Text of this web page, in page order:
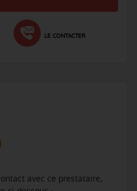
LE CONTACTER
avec ce prestataire,